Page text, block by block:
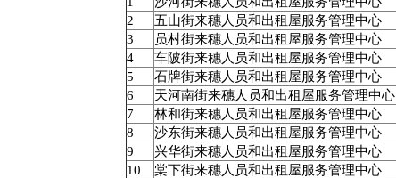
2
五山街来穗人员和出租屋服务管理中心
3
员村街来穗人员和出租屋服务管理中心
4
车陂街来穗人员和出租屋服务管理中心
5
石牌街来穗人员和出租屋服务管理中心
6
天河南街来穗人员和出租屋服务管理中心
7
林和街来穗人员和出租屋服务管理中心
8
沙东街来穗人员和出租屋服务管理中心
9
兴华街来穗人员和出租屋服务管理中心
10
棠下街来穗人员和出租屋服务管理中心